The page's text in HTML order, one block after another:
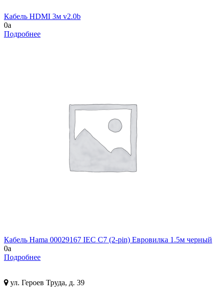
Кабель HDMI 3м v2.0b
0a
Подробнее
Кабель Hama 00029167 IEC C7 (2-pin) Евровилка 1.5м черный
0a
Подробнее
ул. Героев Труда, д. 39